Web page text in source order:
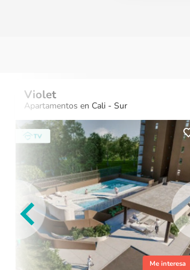
¿Quieres más
información?
Ver Proyecto
Violet
Apartamentos en Cali - Sur
Me interesa
¿Quieres más
información?
Ver Proyecto